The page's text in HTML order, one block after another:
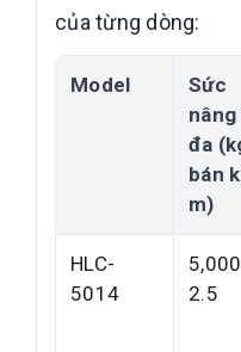
của từng dòng:
Model
Sức
đa
bán
m)
HLC-
5014
2.5